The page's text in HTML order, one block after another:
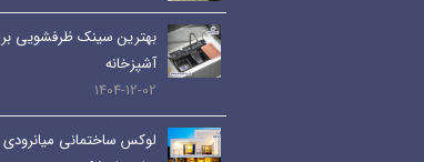
بهترین سینک ظرفشویی
آشپزخانه
1404-12-02
لوکس ساختمانی میانرودی